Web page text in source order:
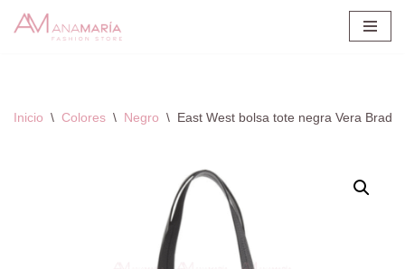
Inicio \ Colores \ Negro \ East West bolsa tote negra Vera